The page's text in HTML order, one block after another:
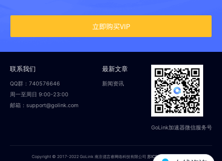
立即购买VIP
联系我们
QQ群：740576646
周一至周日 9:00-23:00
邮箱：support@golink.com
最新文章
新闻资讯
GoLink加速器微信服务号
Copyright © 2017-2022 GoLink 南京偲言睿网络科技有限公司苏ICP备18014251号-2